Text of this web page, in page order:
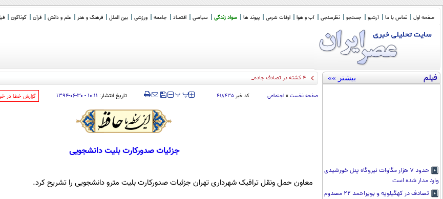
صفحه اول تماس با ما آرشیو جستجو نظرسنجی آب و هوا اوقات شرعی پیوند ها سواد زندگی سیاسی اقتصاد جامعه ورزشی بین الملل فرهنگ و هنر علم و دانش قرآن گوناگون
فیلم بیشتر »»
حدود ۷ هزار مگاوات نیروگاه پنل خورشیدی
وارد مدار شده است
تصادف در کهگیلویه و بویراحمد ۲۲ مصدوم
۴ کشته در تصادف جاده اهواز خرمشهر
صفحه نخست » اجتماعی کد خبر ۴۱۸۴۳۵ ‍‍‍ پ پ تاریخ انتشار: ۱۰:۱۱ - ۳۰-۰۶-۱۳۹۴ ‌گزارش خطا در
جزئیات صدورکارت بلیت دانشجویی
معاون حمل ونقل ترافیک شهرداری تهران جزئیات صدورکارت بلیت مترو دانشجویی را تشریح کرد.